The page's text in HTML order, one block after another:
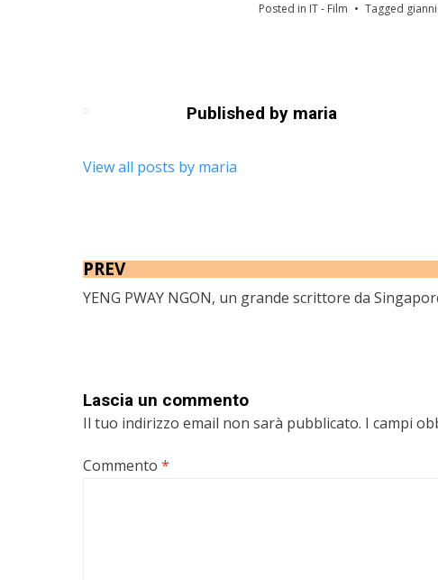
Posted in IT - Film Tagged
Published by maria
View all posts by maria
PREV
YENG PWAY NGON, un grande scrittore da
Lascia un commento
Il tuo indirizzo email non sarà pubblicato. I campi
Commento *